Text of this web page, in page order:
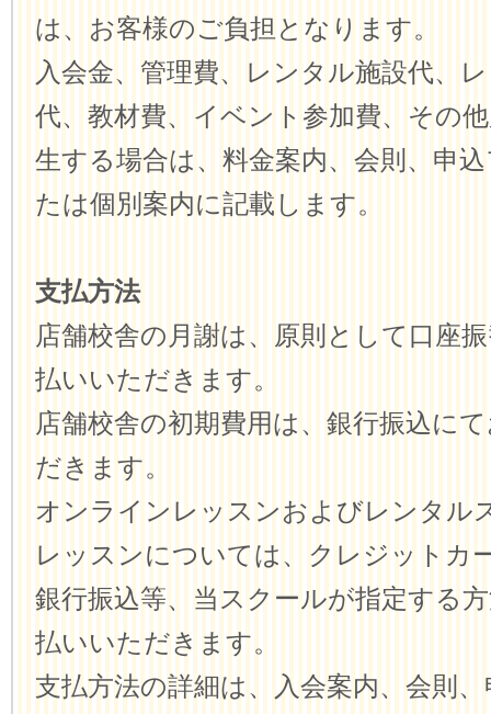
は、お客様のご負担となります。
入会金、管理費、レンタル施設代、
代、教材費、イベント参加費、その
生する場合は、料金案内、会則、申
たは個別案内に記載します。
支払方法
店舗校舎の月謝は、原則として口座
払いいただきます。
店舗校舎の初期費用は、銀行振込に
だきます。
オンラインレッスンおよびレンタル
レッスンについては、クレジットカ
銀行振込等、当スクールが指定する
払いいただきます。
支払方法の詳細は、入会案内、会則